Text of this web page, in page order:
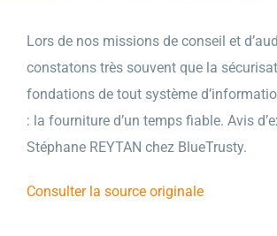
Lors de nos missions de conseil et
constatons très souvent que la
fondations de tout système
: la fourniture d’un temps fiable. Avis
Stéphane REYTAN chez BlueTrusty.
Consulter la source originale